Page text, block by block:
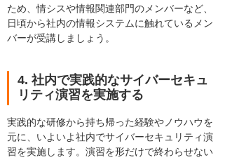
ため、情シスや情報関連部門のメンバーなど、
日頃から社内の情報システムに触れているメン
バーが受講しましょう。
4. 社内で実践的なサイバーセキュ
リティ演習を実施する
実践的な研修から持ち帰った経験やノウハウを
元に、いよいよ社内でサイバーセキュリティ演
習を実施します。演習を形だけで終わらせない